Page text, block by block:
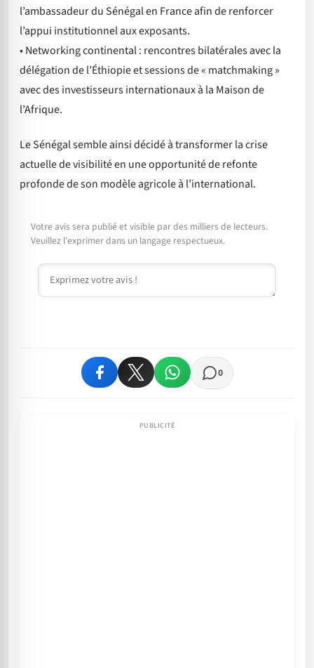
l’ambassadeur du Sénégal en France afin de renforcer
l’appui institutionnel aux exposants.
• Networking continental : rencontres bilatérales avec la
délégation de l’Éthiopie et sessions de « matchmaking »
avec des investisseurs internationaux à la Maison de
l’Afrique.
Le Sénégal semble ainsi décidé à transformer la crise
actuelle de visibilité en une opportunité de refonte
profonde de son modèle agricole à l’international.
Votre avis sera publié et visible par des milliers de lecteurs.
Veuillez l'exprimer dans un langage respectueux.
Commentaire
0